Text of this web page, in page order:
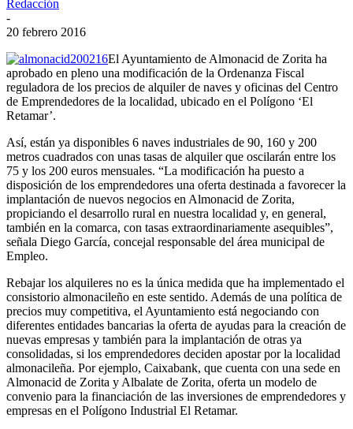
Redacción
-
20 febrero 2016
El Ayuntamiento de Almonacid de Zorita ha
aprobado en pleno una modificación de la Ordenanza Fiscal
reguladora de los precios de alquiler de naves y oficinas del Centro
de Emprendedores de la localidad, ubicado en el Polígono ‘El
Retamar’.
Así, están ya disponibles 6 naves industriales de 90, 160 y 200
metros cuadrados con unas tasas de alquiler que oscilarán entre los
75 y los 200 euros mensuales. “La modificación ha puesto a
disposición de los emprendedores una oferta destinada a favorecer la
implantación de nuevos negocios en Almonacid de Zorita,
propiciando el desarrollo rural en nuestra localidad y, en general,
también en la comarca, con tasas extraordinariamente asequibles”,
señala Diego García, concejal responsable del área municipal de
Empleo.
Rebajar los alquileres no es la única medida que ha implementado el
consistorio almonacileño en este sentido. Además de una política de
precios muy competitiva, el Ayuntamiento está negociando con
diferentes entidades bancarias la oferta de ayudas para la creación de
nuevas empresas y también para la implantación de otras ya
consolidadas, si los emprendedores deciden apostar por la localidad
almonacileña. Por ejemplo, Caixabank, que cuenta con una sede en
Almonacid de Zorita y Albalate de Zorita, oferta un modelo de
convenio para la financiación de las inversiones de emprendedores y
empresas en el Polígono Industrial El Retamar.